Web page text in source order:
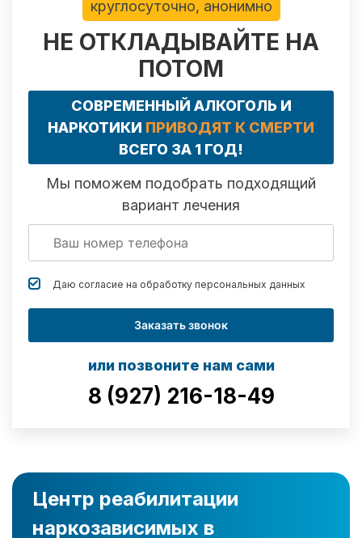
круглосуточно, анонимно
НЕ ОТКЛАДЫВАЙТЕ НА
ПОТОМ
СОВРЕМЕННЫЙ АЛКОГОЛЬ И
НАРКОТИКИ ПРИВОДЯТ К СМЕРТИ
ВСЕГО ЗА 1 ГОД!
Мы поможем подобрать подходящий
вариант лечения
Даю согласие на обработку персональных данных
Заказать звонок
или позвоните нам сами
8 (927) 216-18-49
Центр реабилитации
наркозависимых в